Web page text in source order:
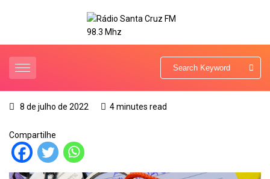
8 de julho de 2022 4 minutes read
Compartilhe